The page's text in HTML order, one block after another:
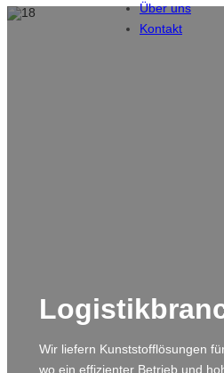
Über uns
Kontakt
Wir liefern Kunststofflösungen
wo ein effizienter Betrieb und